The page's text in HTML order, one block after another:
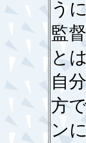
う
監
と
自
方
ン